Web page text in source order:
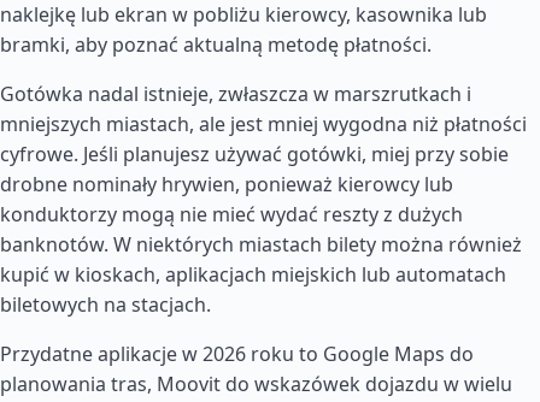
naklejkę lub ekran w pobliżu kierowcy, kasownika lub
bramki, aby poznać aktualną metodę płatności.
Gotówka nadal istnieje, zwłaszcza w marszrutkach i
mniejszych miastach, ale jest mniej wygodna niż płatności
cyfrowe. Jeśli planujesz używać gotówki, miej przy sobie
drobne nominały hrywien, ponieważ kierowcy lub
konduktorzy mogą nie mieć wydać reszty z dużych
banknotów. W niektórych miastach bilety można również
kupić w kioskach, aplikacjach miejskich lub automatach
biletowych na stacjach.
Przydatne aplikacje w 2026 roku to Google Maps do
planowania tras, Moovit do wskazówek dojazdu w wielu